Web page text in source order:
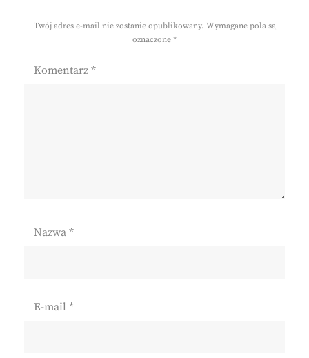
Twój adres e-mail nie zostanie opublikowany. Wymagane pola są
oznaczone *
Komentarz *
Nazwa *
E-mail *